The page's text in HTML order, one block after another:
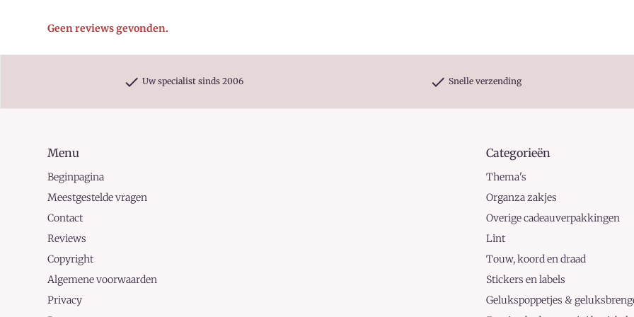
Geen reviews gevonden.
check Uw specialist sinds 2006 check Snelle verzending
Menu
Beginpagina
Meestgestelde vragen
Contact
Reviews
Copyright
Algemene voorwaarden
Privacy
Categorieën
Thema's
Organza zakjes
Overige cadeauverpakkingen
Lint
Touw, koord en draad
Stickers en labels
Gelukspoppetjes &